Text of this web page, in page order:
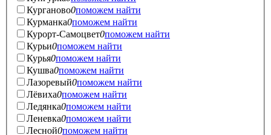
Курганово0поможем найти
Курманка0поможем найти
Курорт-Самоцвет0поможем найти
Курьи0поможем найти
Курья0поможем найти
Кушва0поможем найти
Лазоревый0поможем найти
Лёвиха0поможем найти
Ледянка0поможем найти
Леневка0поможем найти
Лесной0поможем найти